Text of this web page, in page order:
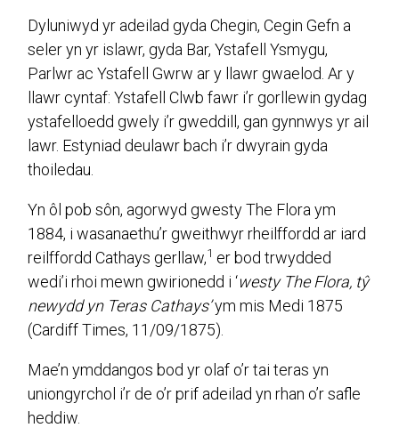
Dyluniwyd yr adeilad gyda Chegin, Cegin Gefn a
seler yn yr islawr, gyda Bar, Ystafell Ysmygu,
Parlwr ac Ystafell Gwrw ar y llawr gwaelod. Ar y
llawr cyntaf: Ystafell Clwb fawr i’r gorllewin gydag
ystafelloedd gwely i’r gweddill, gan gynnwys yr ail
lawr. Estyniad deulawr bach i’r dwyrain gyda
thoiledau.
Yn ôl pob sôn, agorwyd gwesty The Flora ym
1884, i wasanaethu’r gweithwyr rheilffordd ar iard
reilffordd Cathays gerllaw,1 er bod trwydded
wedi’i rhoi mewn gwirionedd i ‘westy The Flora, tŷ
newydd yn Teras Cathays’ym mis Medi 1875
(Cardiff Times, 11/09/1875).
Mae’n ymddangos bod yr olaf o’r tai teras yn
uniongyrchol i’r de o’r prif adeilad yn rhan o’r safle
heddiw.